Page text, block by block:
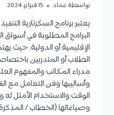
بواسطة عماد 15 فبراير، 2024
يعتبر برنامج السكرتارية
البرامج المطلوبة في أسواق
الإقليمية أو الدولية. حيث
الطلاب أو المتدربين
مدراء المكاتب والمفهوم
وأساليبها وفن التعامل مع
الوقت والاستخدام الأمثل له
وصياغاتها (الخطاب / المذكرة